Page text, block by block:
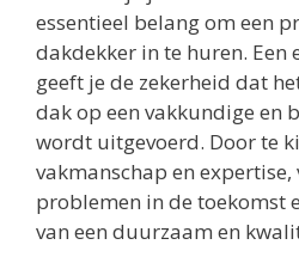
essentieel belang om een
dakdekker in te huren. Een
geeft je de zekerheid dat
dak op een vakkundige en
wordt uitgevoerd. Door te
vakmanschap en
problemen in de toekomst
van een duurzaam en